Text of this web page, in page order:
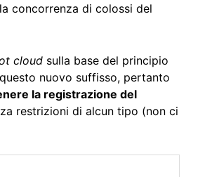
concorrenza di colossi del
cloud sulla base del principio
nuovo suffisso, pertanto
la registrazione del
restrizioni di alcun tipo (non ci